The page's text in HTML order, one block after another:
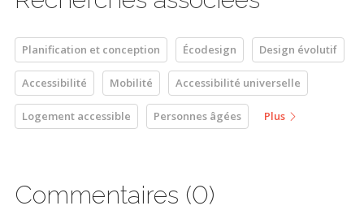
Planification et conception Écodesign Design évolutif
Accessibilité Mobilité Accessibilité universelle
Logement accessible Personnes âgées Plus
Commentaires (0)